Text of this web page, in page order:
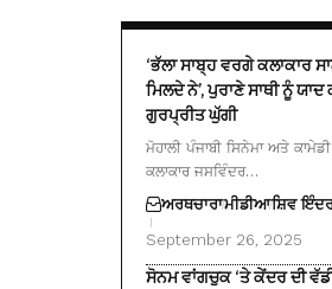
‘ਭੱਲਾ ਸਾਬ੍ਹ ਵਰਗੇ ਕਲਾਕਾਰ
ਮਿਲਦੇ ਨੇ’, ਪੁਰਾਣੇ ਸਾਥੀ ਨੂੰ
ਗੁਰਪ੍ਰੀਤ ਘੁੱਗੀ
ਮੋਹਾਲੀ ਪੰਜਾਬੀ ਸਿਨੇਮਾ ਅਤੇ
ਕਲਾਕਾਰ ਜਸਵਿੰਦਰ…
ਅਰਥਚਾਰਾਮੀਡੀਆਸ਼ਿਵ
September 26, 2025
ਸੋਨਮ ਵਾਂਗਚੁਕ ‘ਤੇ ਕੇਂਦਰ ਦੀ